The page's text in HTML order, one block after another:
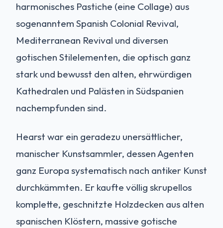
harmonisches Pastiche (eine Collage) aus
sogenanntem Spanish Colonial Revival,
Mediterranean Revival und diversen
gotischen Stilelementen, die optisch ganz
stark und bewusst den alten, ehrwürdigen
Kathedralen und Palästen in Südspanien
nachempfunden sind.
Hearst war ein geradezu unersättlicher,
manischer Kunstsammler, dessen Agenten
ganz Europa systematisch nach antiker Kunst
durchkämmten. Er kaufte völlig skrupellos
komplette, geschnitzte Holzdecken aus alten
spanischen Klöstern, massive gotische